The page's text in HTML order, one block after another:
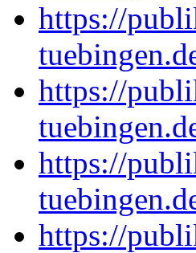
https://
https://
https://
https://